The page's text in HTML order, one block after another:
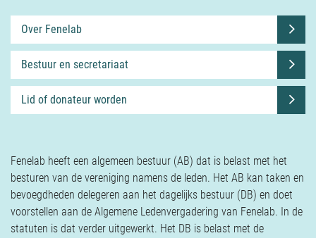
Nieuws
Agenda
Internationaal
Verzekeringen
Over Fenelab
Bestuur en secretariaat
Lid of donateur worden
Fenelab heeft een algemeen bestuur (AB) dat is belast met het
besturen van de vereniging namens de leden. Het AB kan taken en
bevoegdheden delegeren aan het dagelijks bestuur (DB) en doet
voorstellen aan de Algemene Ledenvergadering van Fenelab. In de
statuten is dat verder uitgewerkt. Het DB is belast met de